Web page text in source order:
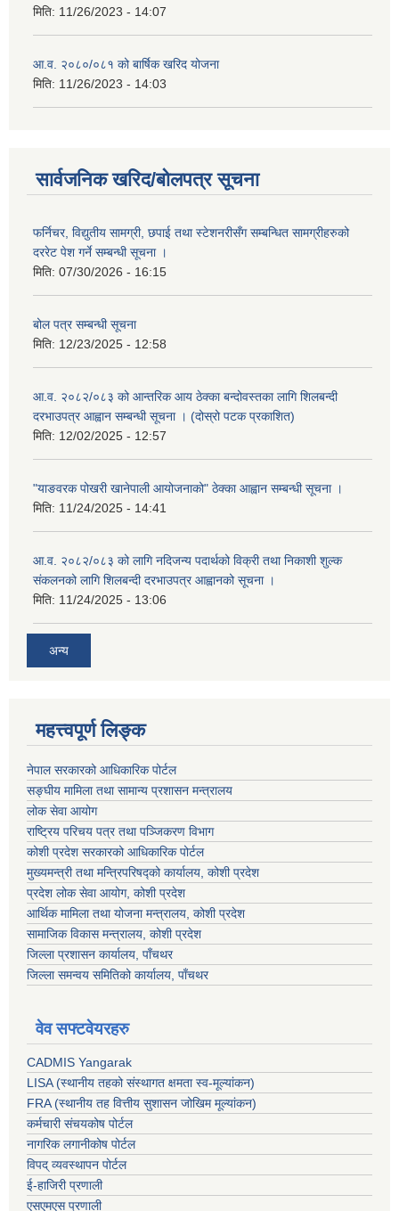
मिति: 11/26/2023 - 14:07
आ.व. २०८०/०८१ को बार्षिक खरिद योजना
मिति: 11/26/2023 - 14:03
सार्वजनिक खरिद/बोलपत्र सूचना
फर्निचर, विद्युतीय सामग्री, छपाई तथा स्टेशनरीसँग सम्बन्धित सामग्रीहरुको
दररेट पेश गर्ने सम्बन्धी सूचना ।
मिति: 07/30/2026 - 16:15
बोल पत्र सम्बन्धी सूचना
मिति: 12/23/2025 - 12:58
आ.व. २०८२/०८३ को आन्तरिक आय ठेक्का बन्दोवस्तका लागि शिलबन्दी
दरभाउपत्र आह्वान सम्बन्धी सूचना । (दोस्रो पटक प्रकाशित)
मिति: 12/02/2025 - 12:57
"याङवरक पोखरी खानेपाली आयोजनाको" ठेक्का आह्वान सम्बन्धी सूचना ।
मिति: 11/24/2025 - 14:41
आ.व. २०८२/०८३ को लागि नदिजन्य पदार्थको विक्री तथा निकाशी शुल्क
संकलनको लागि शिलबन्दी दरभाउपत्र आह्वानको सूचना ।
मिति: 11/24/2025 - 13:06
अन्य
महत्त्वपूर्ण लिङ्क
नेपाल सरकारको आधिकारिक पोर्टल
सङ्‍घीय मामिला तथा सामान्य प्रशासन मन्त्रालय
लोक सेवा आयोग
राष्ट्रिय परिचय पत्र तथा पञ्जिकरण विभाग
कोशी प्रदेश सरकारको आधिकारिक पोर्टल
मुख्यमन्त्री तथा मन्त्रिपरिषद्को कार्यालय, कोशी प्रदेश
प्रदेश लोक सेवा आयोग, कोशी प्रदेश
आर्थिक मामिला तथा योजना मन्त्रालय, कोशी प्रदेश
सामाजिक विकास मन्त्रालय, कोशी प्रदेश
जिल्ला प्रशासन कार्यालय, पाँचथर
जिल्ला समन्वय समितिको कार्यालय, पाँचथर
वेव सफ्टवेयरहरु
CADMIS Yangarak
LISA (स्थानीय तहको संस्थागत क्षमता स्व-मूल्यांकन)
FRA (स्थानीय तह वित्तीय सुशासन जोखिम मूल्यांकन)
कर्मचारी संचयकोष पोर्टल
नागरिक लगानीकोष पोर्टल
विपद् व्यवस्थापन पोर्टल
ई-हाजिरी प्रणाली
एसएमएस प्रणाली